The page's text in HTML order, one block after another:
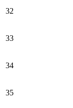
32
33
34
35